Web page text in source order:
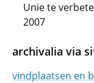
Unie te
2007
archivalia via
vindplaatsen en